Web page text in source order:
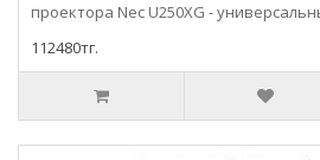
проектора Nec U250XG -
112480тг.